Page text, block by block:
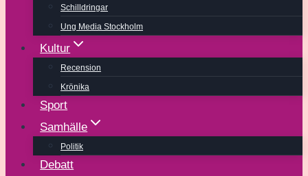
Schilldringar
Ung Media Stockholm
Kultur
Recension
Krönika
Sport
Samhälle
Politik
Debatt